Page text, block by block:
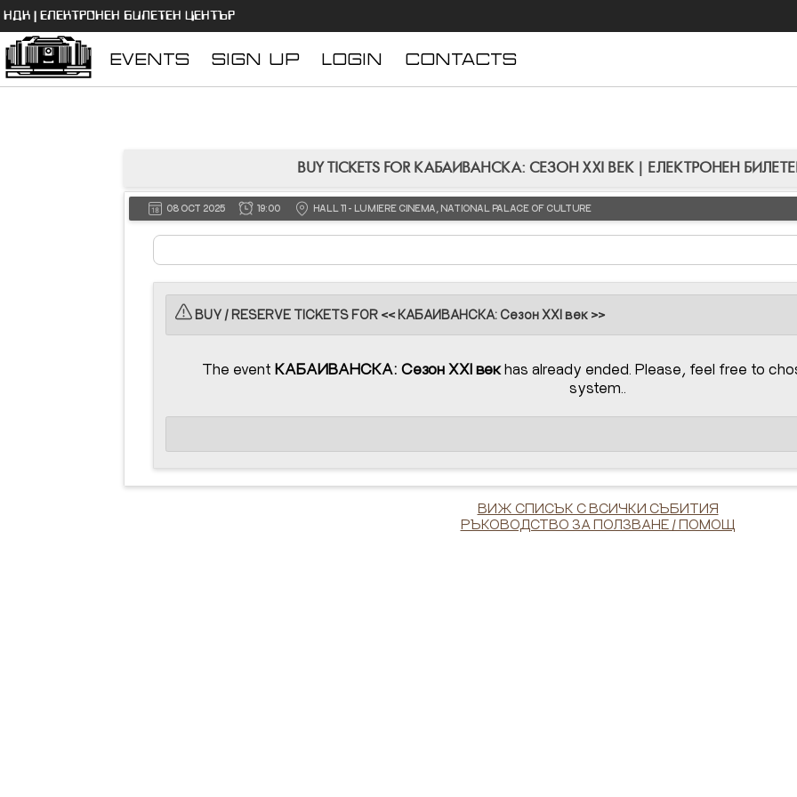
НДК | ЕЛЕКТРОНЕН БИЛЕТЕН ЦЕНТЪР
EVENTS SIGN UP LOGIN CONTACTS
BUY TICKETS FOR КАБАИВАНСКА: СЕЗОН XXI ВЕК | ЕЛЕКТРОНЕН
08 OCT 2025 19:00 HALL 11 - LUMIERE CINEMA, NATIONAL PALACE OF CULTURE
BUY / RESERVE TICKETS FOR << КАБАИВАНСКА: Сезон XXI век >>
The eventКАБАИВАНСКА: Сезон XXI векhas already ended. Please, feel free to
system..
ВИЖ СПИСЪК С ВСИЧКИ СЪБИТИЯ
РЪКОВОДСТВО ЗА ПОЛЗВАНЕ / ПОМОЩ